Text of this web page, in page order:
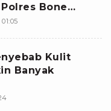
Bone
Blong
Kulit
Banyak